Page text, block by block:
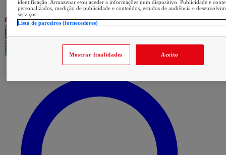
identificação. Armazenar e/ou aceder a informações num dispositivo. Publicidade e
personalizados, medição de publicidade e conteúdos, estudos de audiência e
serviços.
Lista de parceiros (fornecedores)
Mostrar finalidades Aceito